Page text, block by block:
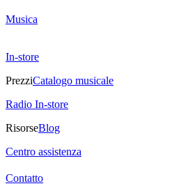
Musica
In-store
PrezziCatalogo musicale
Radio In-store
RisorseBlog
Centro assistenza
Contatto